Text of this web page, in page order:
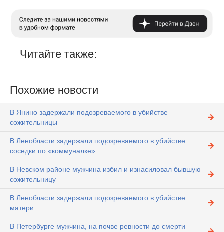
Читайте также:
Похожие новости
В Янино задержали подозреваемого в убийстве
сожительницы
В Ленобласти задержали подозреваемого в убийстве
соседки по «коммуналке»
В Невском районе мужчина избил и изнасиловал бывшую
сожительницу
В Ленобласти задержали подозреваемого в убийстве
матери
В Петербурге мужчина, на почве ревности до смерти